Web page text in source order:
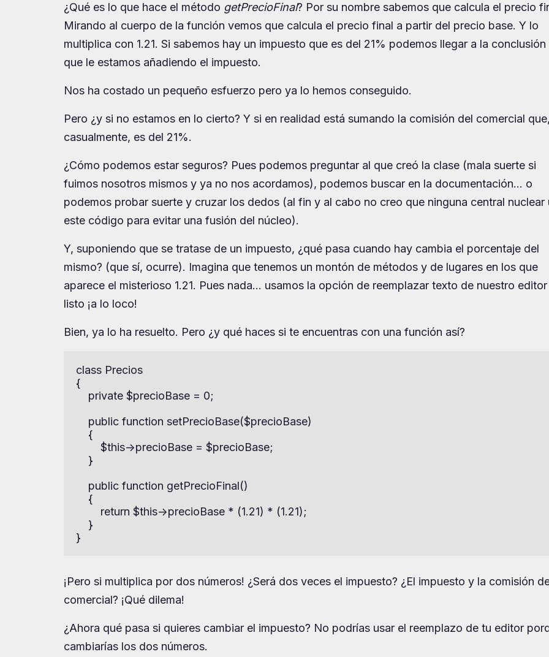
¿Qué es lo que hace el método getPrecioFinal? Por su nombre sabemos que calcula el precio
Mirando al cuerpo de la función vemos que calcula el precio final a partir del precio base. Y lo
multiplica con 1.21. Si sabemos hay un impuesto que es del 21% podemos llegar a la conclusión
que le estamos añadiendo el impuesto.
Nos ha costado un pequeño esfuerzo pero ya lo hemos conseguido.
Pero ¿y si no estamos en lo cierto? Y si en realidad está sumando la comisión del comercial
casualmente, es del 21%.
¿Cómo podemos estar seguros? Pues podemos preguntar al que creó la clase (mala suerte si
fuimos nosotros mismos y ya no nos acordamos), podemos buscar en la documentación… o
podemos probar suerte y cruzar los dedos (al fin y al cabo no creo que ninguna central nuclear
este código para evitar una fusión del núcleo).
Y, suponiendo que se tratase de un impuesto, ¿qué pasa cuando hay cambia el porcentaje del
mismo? (que sí, ocurre). Imagina que tenemos un montón de métodos y de lugares en los que
aparece el misterioso 1.21. Pues nada… usamos la opción de reemplazar texto de nuestro
listo ¡a lo loco!
Bien, ya lo ha resuelto. Pero ¿y qué haces si te encuentras con una función así?
class Precios
{
    private $precioBase = 0;
    public function setPrecioBase($precioBase)
    {
        $this->precioBase = $precioBase;
    }
    public function getPrecioFinal()
    {
        return $this->precioBase * (1.21) * (1.21);
    }
}
¡Pero si multiplica por dos números! ¿Será dos veces el impuesto? ¿El impuesto y la comisión
comercial? ¡Qué dilema!
¿Ahora qué pasa si quieres cambiar el impuesto? No podrías usar el reemplazo de tu editor
cambiarías los dos números.